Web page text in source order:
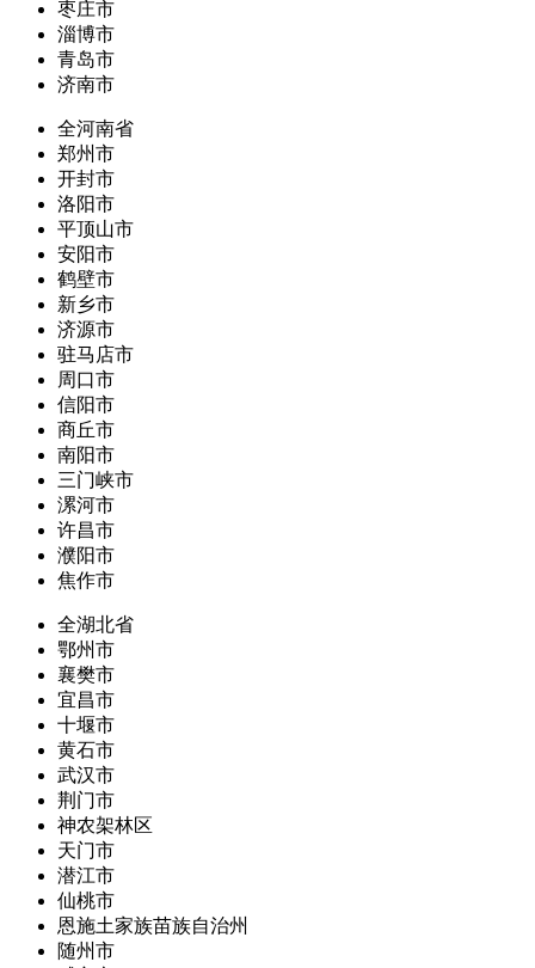
枣庄市
淄博市
青岛市
济南市
全河南省
郑州市
开封市
洛阳市
平顶山市
安阳市
鹤壁市
新乡市
济源市
驻马店市
周口市
信阳市
商丘市
南阳市
三门峡市
漯河市
许昌市
濮阳市
焦作市
全湖北省
鄂州市
襄樊市
宜昌市
十堰市
黄石市
武汉市
荆门市
神农架林区
天门市
潜江市
仙桃市
恩施土家族苗族自治州
随州市